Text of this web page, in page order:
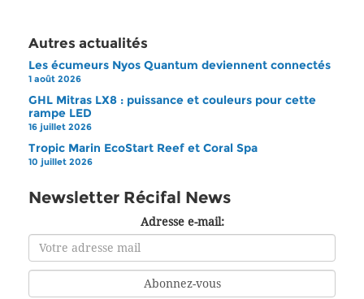
Autres actualités
Les écumeurs Nyos Quantum deviennent connectés
1 août 2026
GHL Mitras LX8 : puissance et couleurs pour cette
rampe LED
16 juillet 2026
Tropic Marin EcoStart Reef et Coral Spa
10 juillet 2026
Newsletter Récifal News
Adresse e-mail: